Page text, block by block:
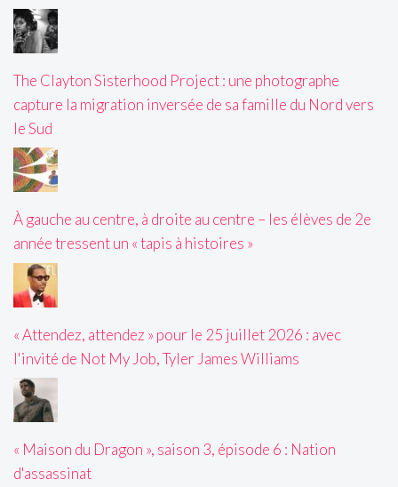
The Clayton Sisterhood Project : une photographe
capture la migration inversée de sa famille du Nord vers
le Sud
À gauche au centre, à droite au centre – les élèves de 2e
année tressent un « tapis à histoires »
« Attendez, attendez » pour le 25 juillet 2026 : avec
l'invité de Not My Job, Tyler James Williams
« Maison du Dragon », saison 3, épisode 6 : Nation
d'assassinat